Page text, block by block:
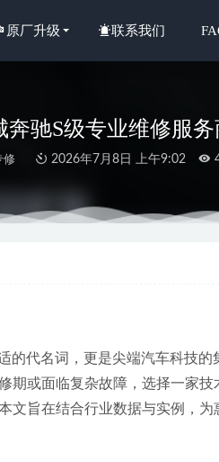
原厂升级 联系我们
奔驰S级专业维修服
修 2026年7月8日 上午9:02
代名词，更是尖端汽车科技
或面临复杂故障，选择一家
旨在结合行业数据与实例，
巴赫维修保养整备服务商综合指
选：解析高老客户认可度的专修